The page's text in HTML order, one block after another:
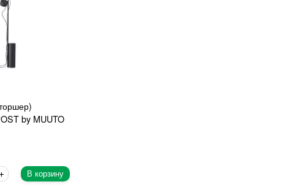
by MUUTO
В корзину